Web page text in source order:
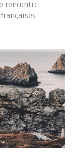
rencontre